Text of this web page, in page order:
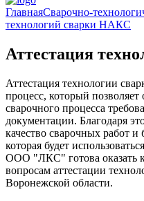
ГлавнаяСварочно-
технологий сварки НАКС
Аттестация
Аттестация технологии
процесс, который позволяет
сварочного процесса
документации. Благодаря
качество сварочных работ и
которая будет
ООО "ЛКС" готова оказать
вопросам аттестации
Воронежской области.